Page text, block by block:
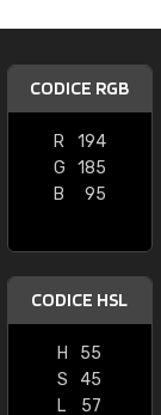
CODICE RGB
R
194
G
185
B
95
CODICE HSL
H
55
S
45
L
57